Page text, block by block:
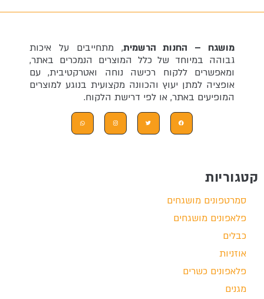
מושגח – החנות הרשמית, מתחייבים על איכות
גבוהה במיוחד של כלל המוצרים הנמכרים באתר,
ומאפשרים ללקוח רכישה נוחה ואטרקטיבית, עם
אופציה למתן יעוץ והכוונה מקצועית בנוגע למוצרים
המופיעים באתר, או לפי דרישת הלקוח.
קטגוריות
סמרטפונים מושגחים
פלאפונים מושגחים
כבלים
אוזניות
פלאפונים כשרים
מגנים